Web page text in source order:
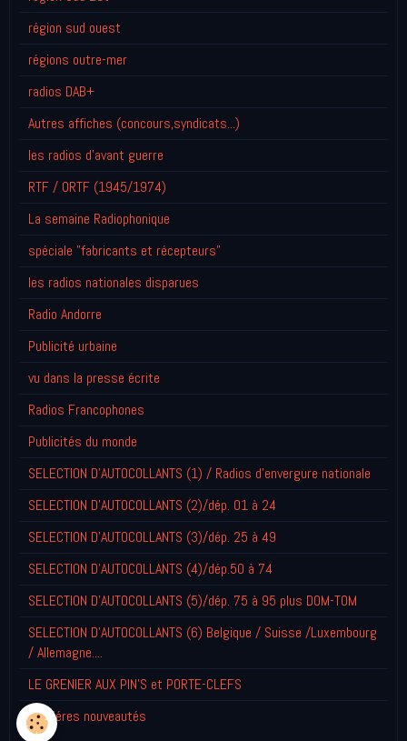
région sud ouest
régions outre-mer
radios DAB+
Autres affiches (concours,syndicats...)
les radios d'avant guerre
RTF / ORTF (1945/1974)
La semaine Radiophonique
spéciale "fabricants et récepteurs"
les radios nationales disparues
Radio Andorre
Publicité urbaine
vu dans la presse écrite
Radios Francophones
Publicités du monde
SELECTION D'AUTOCOLLANTS (1) / Radios d'envergure nationale
SELECTION D'AUTOCOLLANTS (2)/dép. 01 à 24
SELECTION D'AUTOCOLLANTS (3)/dép. 25 à 49
SELECTION D'AUTOCOLLANTS (4)/dép.50 à 74
SELECTION D'AUTOCOLLANTS (5)/dép. 75 à 95 plus DOM-TOM
SELECTION D'AUTOCOLLANTS (6) Belgique / Suisse /Luxembourg
/ Allemagne....
LE GRENIER AUX PIN'S et PORTE-CLEFS
Derniéres nouveautés